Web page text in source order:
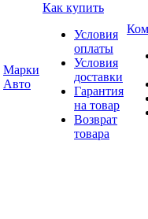
Марки
Авто
Как купить
Условия
оплаты
Условия
доставки
Гарантия
на товар
Возврат
товара